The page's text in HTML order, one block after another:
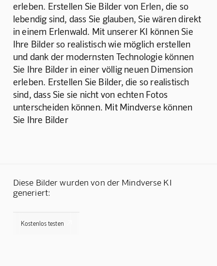
erleben. Erstellen Sie Bilder von Erlen, die so
lebendig sind, dass Sie glauben, Sie wären direkt
in einem Erlenwald. Mit unserer KI können Sie
Ihre Bilder so realistisch wie möglich erstellen
und dank der modernsten Technologie können
Sie Ihre Bilder in einer völlig neuen Dimension
erleben. Erstellen Sie Bilder, die so realistisch
sind, dass Sie sie nicht von echten Fotos
unterscheiden können. Mit Mindverse können
Sie Ihre Bilder
Diese Bilder wurden von der Mindverse KI
generiert:
Kostenlos testen